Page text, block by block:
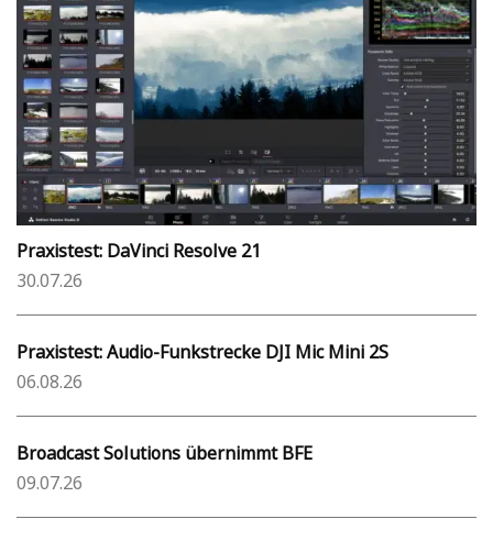
Praxistest: DaVinci Resolve 21
30.07.26
Praxistest: Audio-Funkstrecke DJI Mic Mini 2S
06.08.26
Broadcast Solutions übernimmt BFE
09.07.26